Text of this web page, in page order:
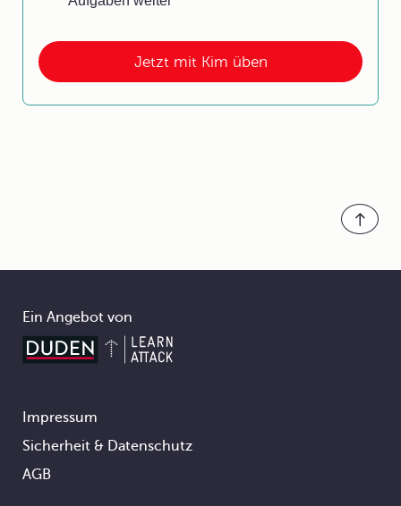
Jetzt mit Kim üben
Ein Angebot von
Footer
Impressum
Sicherheit & Datenschutz
AGB